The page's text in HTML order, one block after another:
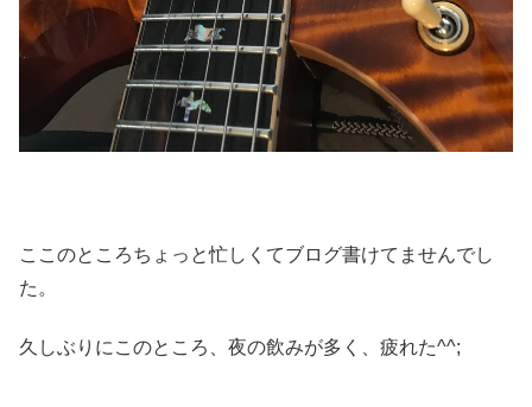
ここのところちょっと忙しくてブログ書けてませんでし
た。
久しぶりにこのところ、夜の飲みが多く、疲れた^^;